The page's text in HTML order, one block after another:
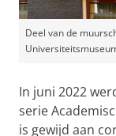
Deel van de
In juni 2022
serie
is gewijd aan